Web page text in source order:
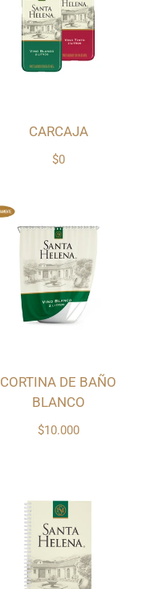
$0
CARCAJA
$10.000
CORTINA DE BAÑO
BLANCO